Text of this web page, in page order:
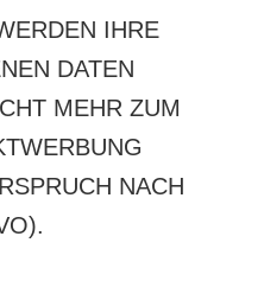
IHRE
DATEN
MEHR ZUM
NACH